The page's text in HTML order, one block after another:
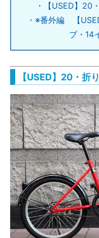
・【USED】20
・※番外編 【
ブ・14
【USED】20・折